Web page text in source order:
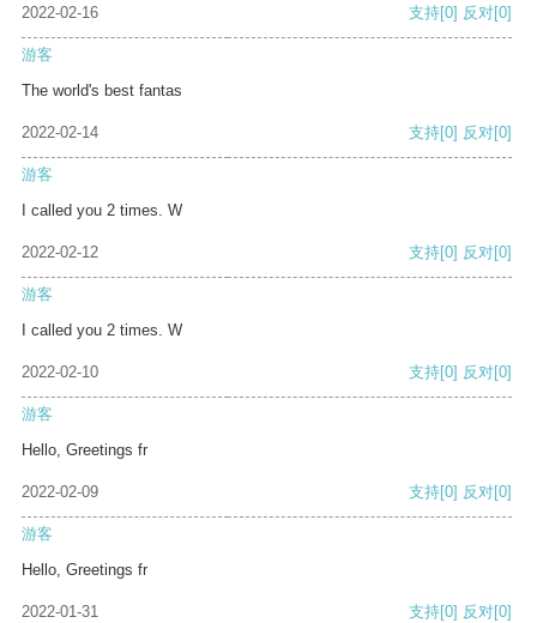
2022-02-16 支持[0] 反对[0]
游客
The world's best fantas
2022-02-14 支持[0] 反对[0]
游客
I called you 2 times. W
2022-02-12 支持[0] 反对[0]
游客
I called you 2 times. W
2022-02-10 支持[0] 反对[0]
游客
Hello, Greetings fr
2022-02-09 支持[0] 反对[0]
游客
Hello, Greetings fr
2022-01-31 支持[0] 反对[0]